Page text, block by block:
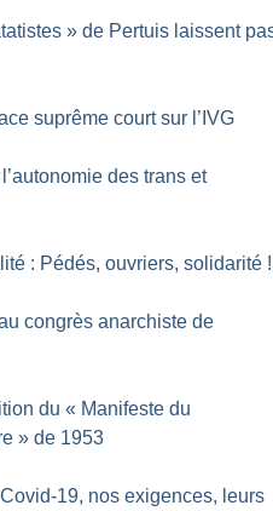
» de Pertuis laissent
suprême court sur l’IVG
des trans et
: Pédés, ouvriers, solidarité !
congrès anarchiste de
du « Manifeste du
» de 1953
19, nos exigences, leurs